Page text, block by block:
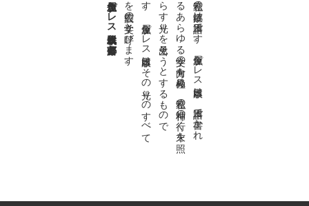
私達の
故郷は
日本語で
す
。
金魚屋プ
レ
ス
日本版は
、
日本語で
書か
れ
る
あ
ら
ゆ
る
文学の
方向を
見極め
、
私達の
精神の
行く
末を
照
ら
す
光り
を
見出そ
う
と
す
る
も
の
で
す
。
金魚屋プ
レ
ス
日本版は
そ
の
光り
の
す
べ
て
を
広義の
文学と
呼び
ま
す
。
金魚屋プレス日本版代表 齋藤都